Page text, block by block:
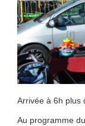
Arrivée à 6h plus
Au programme